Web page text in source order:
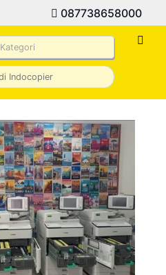
087738658000
Kategori